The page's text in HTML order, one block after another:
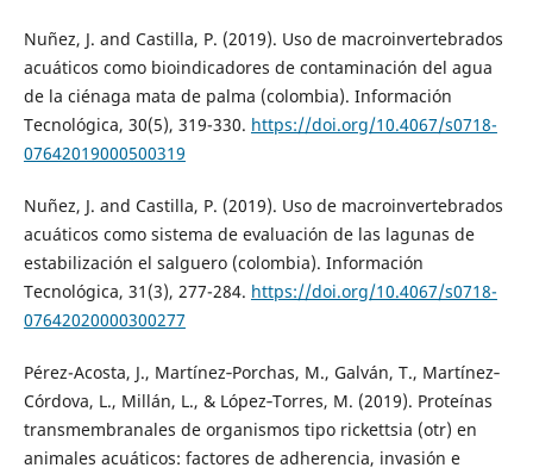
Nuñez, J. and Castilla, P. (2019). Uso de macroinvertebrados
acuáticos como bioindicadores de contaminación del agua
de la ciénaga mata de palma (colombia). Información
Tecnológica, 30(5), 319-330. https://doi.org/10.4067/s0718-
07642019000500319
Nuñez, J. and Castilla, P. (2019). Uso de macroinvertebrados
acuáticos como sistema de evaluación de las lagunas de
estabilización el salguero (colombia). Información
Tecnológica, 31(3), 277-284. https://doi.org/10.4067/s0718-
07642020000300277
Pérez-Acosta, J., Martínez‐Porchas, M., Galván, T., Martínez‐
Córdova, L., Millán, L., & López‐Torres, M. (2019). Proteínas
transmembranales de organismos tipo rickettsia (otr) en
animales acuáticos: factores de adherencia, invasión e